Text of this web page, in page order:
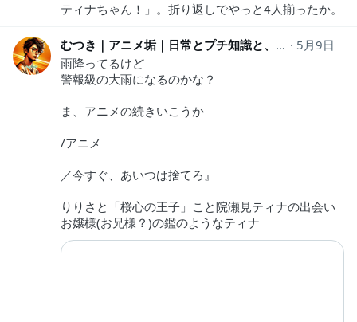
ティナちゃん！」。折り返しでやっと4人揃ったか。
むつき｜アニメ垢｜日常とプチ知識と、時々ポイズン
5月9日
雨降ってるけど
警報級の大雨になるのかな？
ま、アニメの続きいこうか
/アニメ
／今すぐ、あいつは捨てろ』
りりさと「桜心の王子」こと院瀬見ティナの出会い
お嬢様(お兄様？)の鑑のようなティナ